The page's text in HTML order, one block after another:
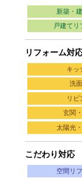
新築・
戸建てリ
リフォーム対
キッ
洗
リビ
玄関
太陽光
こだわり対応
空間リ